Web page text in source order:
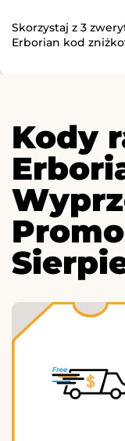
Skorzystaj z 3
Erborian kod
Kody